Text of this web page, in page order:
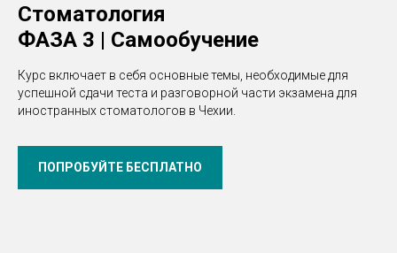
Стоматология
ФАЗА 3 | Самообучение
Курс включает в себя основные темы, необходимые для
успешной сдачи теста и разговорной части экзамена для
иностранных стоматологов в Чехии.
ПОПРОБУЙТЕ БЕСПЛАТНО